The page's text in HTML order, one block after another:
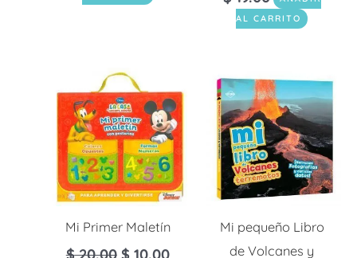
AL CARRITO
Mi Primer Maletín
$20.00 $ 10.00
Mi pequeño Libro
de Volcanes y